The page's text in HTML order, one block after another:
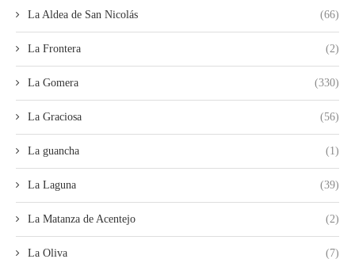
La Aldea de San Nicolás (66)
La Frontera (2)
La Gomera (330)
La Graciosa (56)
La guancha (1)
La Laguna (39)
La Matanza de Acentejo (2)
La Oliva (7)